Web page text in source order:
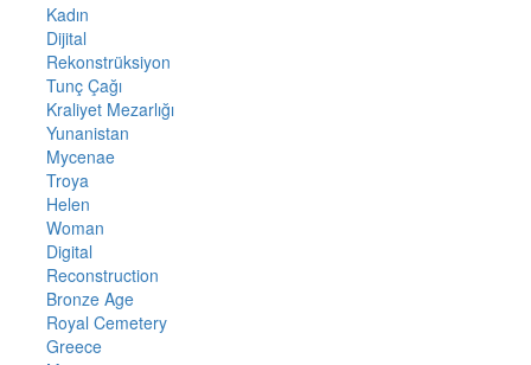
Kadın
Dijital
Rekonstrüksiyon
Tunç Çağı
Kraliyet Mezarlığı
Yunanistan
Mycenae
Troya
Helen
Woman
Digital
Reconstruction
Bronze Age
Royal Cemetery
Greece